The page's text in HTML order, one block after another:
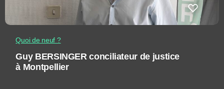
Quoi de neuf ?
Guy BERSINGER conciliateur de justice
à Montpellier